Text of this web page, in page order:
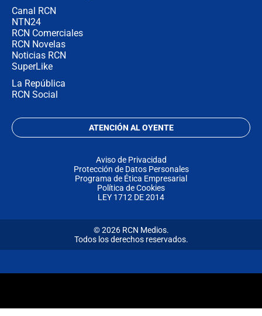
Canal RCN
NTN24
RCN Comerciales
RCN Novelas
Noticias RCN
SuperLike
La República
RCN Social
ATENCIÓN AL OYENTE
Aviso de Privacidad
Protección de Datos Personales
Programa de Ética Empresarial
Política de Cookies
LEY 1712 DE 2014
© 2026 RCN Medios.
Todos los derechos reservados.